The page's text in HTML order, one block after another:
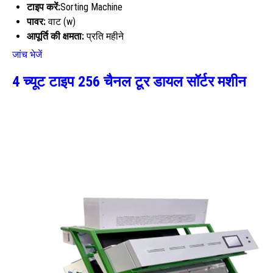
टाइप करें:Sorting Machine
पावर:वाट (w)
आपूर्ति की क्षमता:प्रति महीने
जांच भेजें
4 च्यूट टाइप 256 चैनल टूर डायल सॉर्टर मशीन